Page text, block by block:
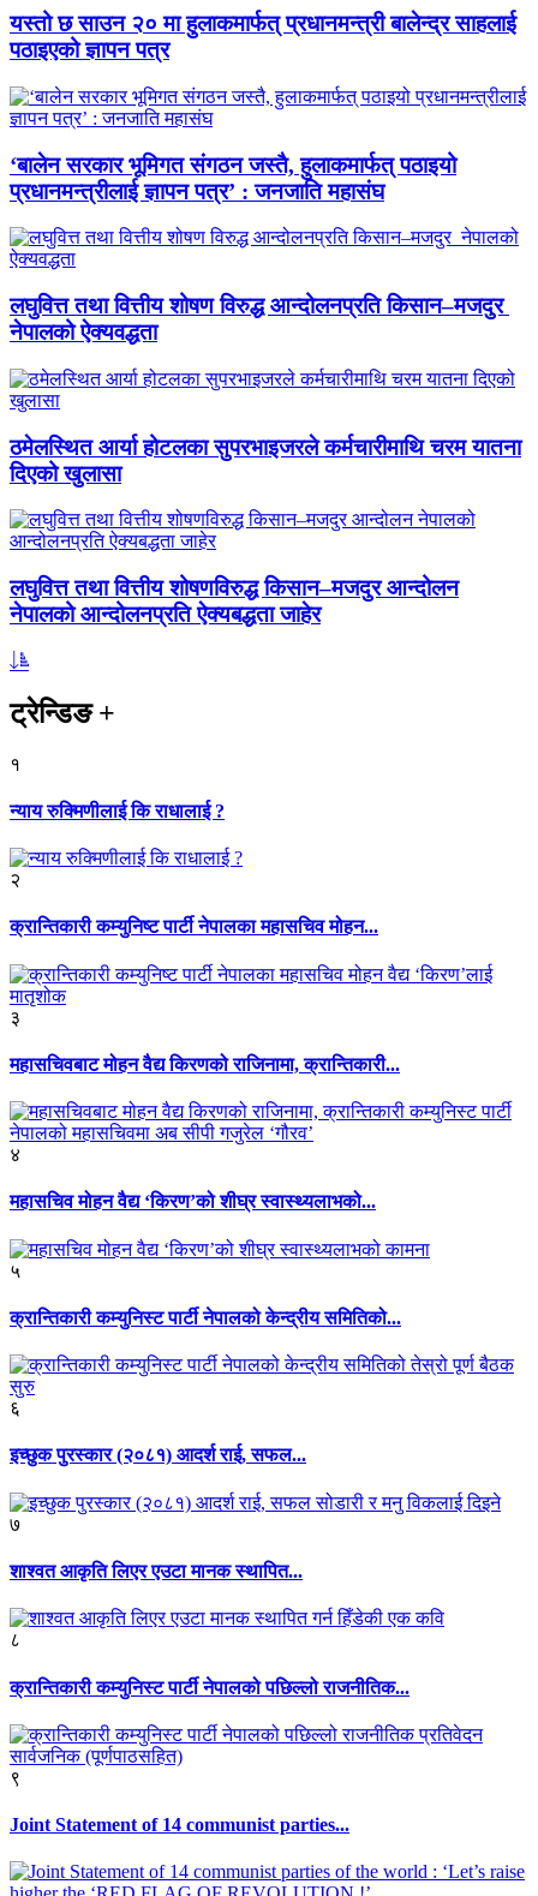
यस्तो छ साउन २० मा हुलाकमार्फत् प्रधानमन्त्री बालेन्द्र साहलाई
पठाइएको ज्ञापन पत्र
‘बालेन सरकार भूमिगत संगठन जस्तै, हुलाकमार्फत् पठाइयो
प्रधानमन्त्रीलाई ज्ञापन पत्र’ : जनजाति महासंघ
लघुवित्त तथा वित्तीय शोषण विरुद्ध आन्दोलनप्रति किसान–मजदुर
नेपालको ऐक्यवद्धता
ठमेलस्थित आर्या होटलका सुपरभाइजरले कर्मचारीमाथि चरम यातना
दिएको खुलासा
लघुवित्त तथा वित्तीय शोषणविरुद्ध किसान–मजदुर आन्दोलन
नेपालको आन्दोलनप्रति ऐक्यबद्धता जाहेर
ट्रेन्डिङ+
१
न्याय रुक्मिणीलाई कि राधालाई ?
२
क्रान्तिकारी कम्युनिष्ट पार्टी नेपालका महासचिव मोहन...
३
महासचिवबाट मोहन वैद्य किरणको राजिनामा, क्रान्तिकारी...
४
महासचिव मोहन वैद्य ‘किरण’को शीघ्र स्वास्थ्यलाभको...
५
क्रान्तिकारी कम्युनिस्ट पार्टी नेपालको केन्द्रीय समितिको...
६
इच्छुक पुरस्कार (२०८१) आदर्श राई, सफल...
७
शाश्वत आकृति लिएर एउटा मानक स्थापित...
८
क्रान्तिकारी कम्युनिस्ट पार्टी नेपालको पछिल्लो राजनीतिक...
९
Joint Statement of 14 communist parties...